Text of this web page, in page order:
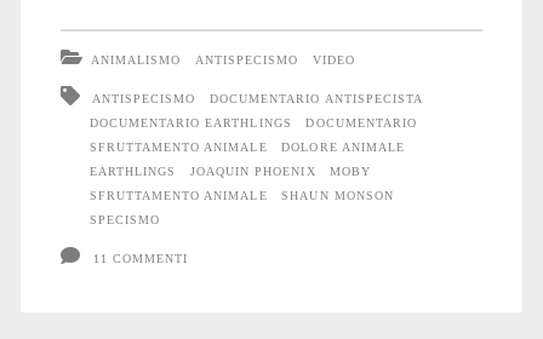
ANIMALISMO ANTISPECISMO VIDEO
ANTISPECISMO
DOCUMENTARIO ANTISPECISTA
DOCUMENTARIO EARTHLINGS
DOCUMENTARIO
SFRUTTAMENTO ANIMALE
DOLORE ANIMALE
EARTHLINGS
JOAQUIN PHOENIX
MOBY
SFRUTTAMENTO ANIMALE
SHAUN MONSON
SPECISMO
11 COMMENTI